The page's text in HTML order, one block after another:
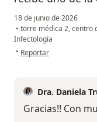
18 de junio de 2026
• torre médica 2, centro
Infectología
• en opinión del usuario
Reportar
Dra. Daniela
Gracias!! Con